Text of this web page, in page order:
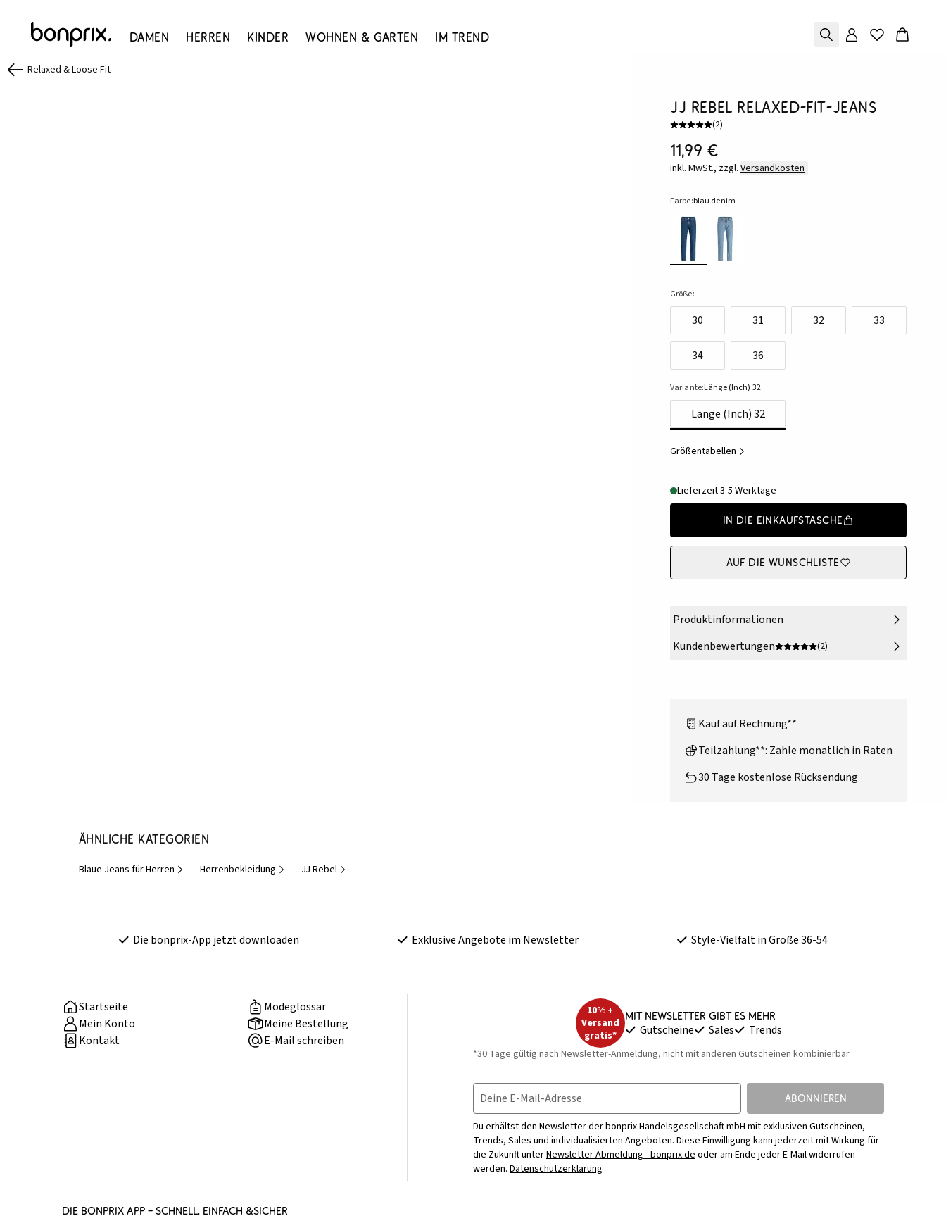
Damen Herren Kinder Wohnen & Garten Im Trend
Relaxed & Loose Fit
JJ REBEL Relaxed-Fit-Jeans
(2)
11,99 €
inkl. MwSt., zzgl. Versandkosten
Farbe:blau denim
Größe:
30 31 32 33
34 36
Variante:Länge (Inch) 32
Länge (Inch) 32
Größentabellen
Lieferzeit 3-5 Werktage
In die Einkaufstasche
Auf die Wunschliste
Produktinformationen
Kundenbewertungen
(2)
Kauf auf Rechnung**
Teilzahlung**: Zahle monatlich in Raten
30 Tage kostenlose Rücksendung
Ähnliche Kategorien
Blaue Jeans für Herren Herrenbekleidung JJ Rebel
Die bonprix-App jetzt downloaden Exklusive Angebote im Newsletter Style-Vielfalt in Größe 36-54
Startseite
Modeglossar
Mein Konto
Meine Bestellung
Kontakt
E-Mail schreiben
10% +
Versand
gratis*
Mit Newsletter gibt es mehr
Gutscheine Sales Trends
*30 Tage gültig nach Newsletter-Anmeldung, nicht mit anderen Gutscheinen kombinierbar
Deine E-Mail-Adresse ABONNIEREN
Du erhältst den Newsletter der bonprix Handelsgesellschaft mbH mit exklusiven Gutscheinen,
Trends, Sales und individualisierten Angeboten. Diese Einwilligung kann jederzeit mit Wirkung für
die Zukunft unterNewsletter Abmeldung - bonprix.deoder am Ende jeder E-Mail widerrufen
werden. Datenschutzerklärung
DIE BONPRIX APP – SCHNELL, EINFACH &SICHER